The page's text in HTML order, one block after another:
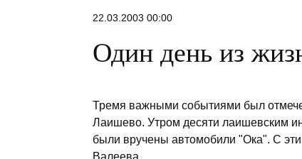
22.03.2003 00:00
Один день из
Тремя важными событиями был
Лаишево. Утром десяти лаишевским
были вручены автомобили "Ока". С
Валеева.